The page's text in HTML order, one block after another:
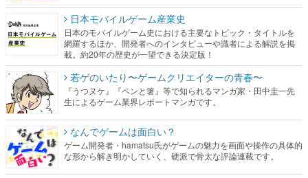
日本モバイルゲーム産業史
日本のモバイルゲーム史における主要なトピック・タイトルを
網羅するほか、開発者へのインタビューや識者による解説を掲
載。約20年の歴史が一望できる決定版！
若ゲのいたり〜ゲームクリエイターの青春〜
『うつヌケ』『ペンと箸』等で知られるマンガ家・田中圭一先
生によるゲーム業界レポートマンガです。
なんでゲームは面白い？
ゲーム開発者・hamatsu氏がゲームの魅力を画面や操作の具体的
な形から解き明かしていく、硬派で骨太な評論連載です。